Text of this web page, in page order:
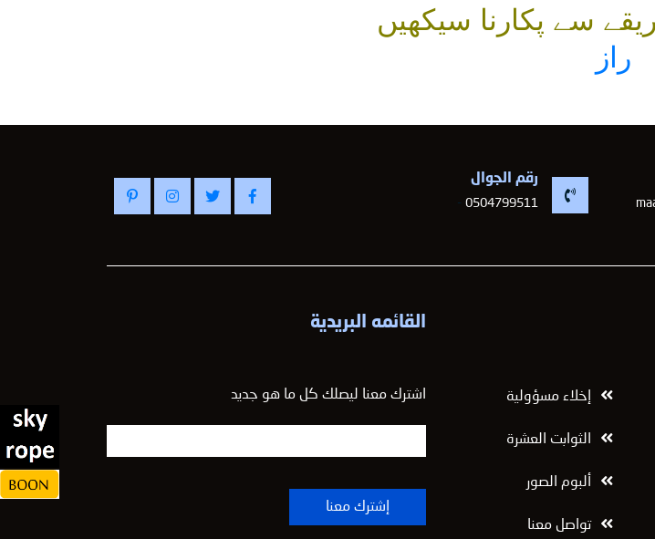
سے پکارنا سیکھیں
راز
رقم الجوال
0504799511
-
إخلاء مسؤولية
الثوابت العشرة
ألبوم الصور
تواصل معنا
القائمه البريدية
اشترك معنا ليصلك كل ما هو جديد